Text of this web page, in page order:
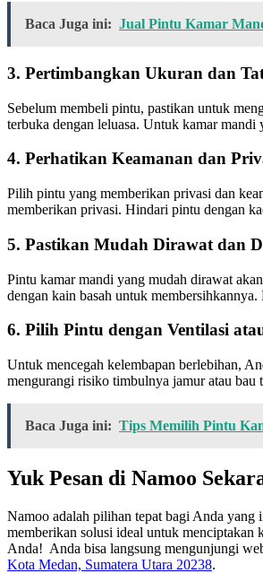
Baca Juga ini: Jual Pintu Kamar
3. Pertimbangkan Ukuran dan
Sebelum membeli pintu, pastikan untuk
terbuka dengan leluasa. Untuk kamar
4. Perhatikan Keamanan dan
Pilih pintu yang memberikan privasi dan
memberikan privasi. Hindari pintu dengan
5. Pastikan Mudah Dirawat dan
Pintu kamar mandi yang mudah dirawat
dengan kain basah untuk
6. Pilih Pintu dengan Ventilasi
Untuk mencegah kelembapan berlebihan,
mengurangi risiko timbulnya jamur atau bau
Baca Juga ini: Tips Memilih Pintu
Yuk Pesan di Namoo
Namoo adalah pilihan tepat bagi Anda yang
memberikan solusi ideal untuk menciptakan
Anda! Anda bisa langsung mengunjungi
Kota Medan, Sumatera Utara 20238.